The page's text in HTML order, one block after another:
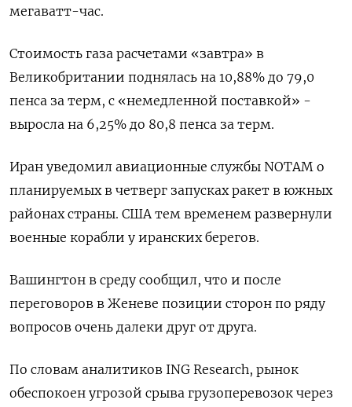
мегаватт-час.
Стоимость газа расчетами «‌завтра» в
Великобритании поднялась на 10,88% до 79,0 ​
пенса за терм, с «немедленной поставкой» -
выросла ‌на 6,25% до 80,8 пенса за ​терм.
Иран уведомил авиационные службы NOTAM о
планируемых в четверг ‌запусках ракет в южных
районах страны. США тем временем развернули
военные корабли у иранских берегов.
Вашингтон в ​среду сообщил, ​что и ‌после
переговоров в Женеве позиции сторон по ряду
вопросов ​очень далеки друг от друга.
По словам аналитиков ING Research, рынок
обеспокоен угрозой срыва грузоперевозок через